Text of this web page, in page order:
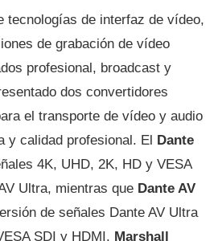
tecnologías de interfaz de vídeo,
de grabación de vídeo
profesional, broadcast y
dos convertidores
el transporte de vídeo y audio
y calidad profesional. El Dante
4K, UHD, 2K, HD y VESA
Ultra, mientras que Dante AV
de señales Dante AV Ultra
SDI y HDMI. Marshall